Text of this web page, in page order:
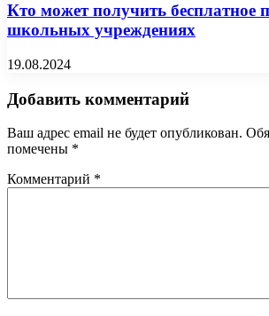
Кто может получить бесплатное
школьных учреждениях
19.08.2024
Добавить комментарий
Ваш адрес email не будет опубликован.
помечены *
Комментарий *